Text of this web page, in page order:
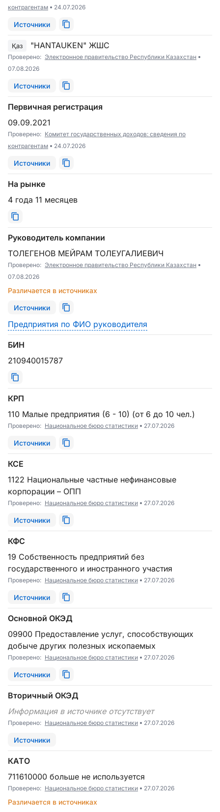
контрагентам
24.07.2026
Источники
Қаз "HANTAUKEN" ЖШС
Проверено: Электронное правительство Республики Казахстан
07.08.2026
Источники
Первичная регистрация
09.09.2021
Проверено: Комитет государственных доходов: сведения по
контрагентам
24.07.2026
Источники
На рынке
4 года 11 месяцев
Руководитель компании
ТОЛЕГЕНОВ МЕЙРАМ ТОЛЕУГАЛИЕВИЧ
Проверено: Электронное правительство Республики Казахстан
07.08.2026
Различается в источниках
Источники
Предприятия по ФИО руководителя
БИН
210940015787
КРП
110 Малые предприятия (6 - 10) (от 6 до 10 чел.)
Проверено: Национальное бюро статистики 27.07.2026
Источники
КСЕ
1122 Национальные частные нефинансовые
корпорации – ОПП
Проверено: Национальное бюро статистики 27.07.2026
Источники
КФС
19 Собственность предприятий без
государственного и иностранного участия
Проверено: Национальное бюро статистики 27.07.2026
Источники
Основной ОКЭД
09900 Предоставление услуг, способствующих
добыче других полезных ископаемых
Проверено: Национальное бюро статистики 27.07.2026
Источники
Вторичный ОКЭД
Информация в источнике отсутствует
Проверено: Национальное бюро статистики 27.07.2026
Источники
КАТО
711610000 больше не используется
Проверено: Национальное бюро статистики 27.07.2026
Различается в источниках